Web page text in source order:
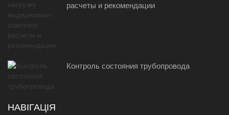
расчеты и рекомендации
Контроль состояния трубопровода
НАВІГАЦІЯ